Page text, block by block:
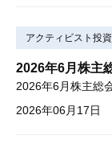
アクティビスト投
2026年6月株主
2026年06月17日